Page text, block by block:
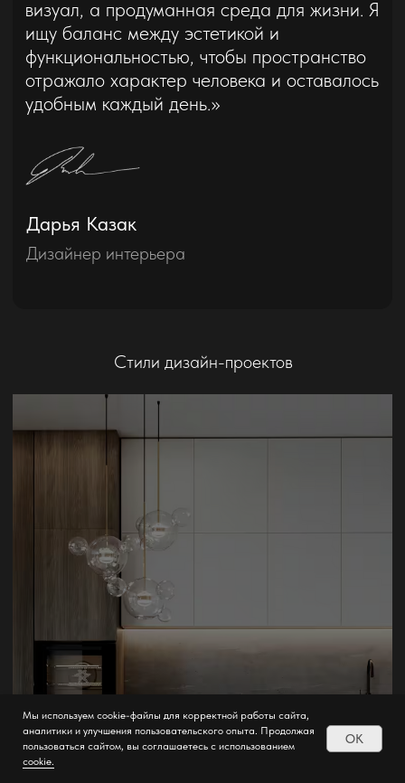
Стили дизайн-проектов
Мы используем cookie-файлы для корректной работы сайта,
аналитики и улучшения пользовательского опыта. Продолжая
пользоваться сайтом, вы соглашаетесь с использованием
cookie.
OK